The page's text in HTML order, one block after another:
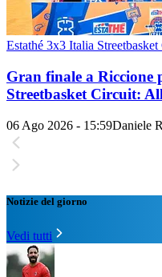
Estathé 3x3 Italia
Gran finale a Riccione
Streetbasket Circuit:
06 Ago 2026 - 15:59Daniele
Notizie del giorno
Vedi tutti